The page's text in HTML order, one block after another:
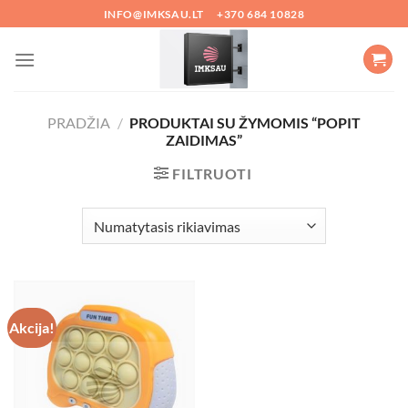
to
content
INFO@IMKSAU.LT +370 684 10828
PRADŽIA / PRODUKTAI SU ŽYMOMIS “POPIT
ZAIDIMAS”
FILTRUOTI
Akcija!